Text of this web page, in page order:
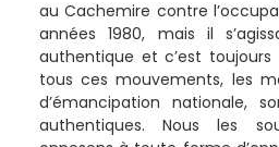
au Cachemire contre
années 1980, mais il
authentique et c’est toujours
tous ces mouvements, les
d’émancipation nationale,
authentiques. Nous les